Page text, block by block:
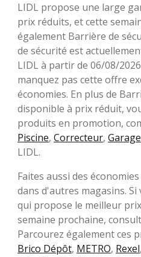
LIDL propose une large
prix réduits, et cette
également Barrière de
de sécurité est
LIDL à partir de 06/08/
manquez pas cette offre
économies. En plus de
disponible à prix réduit,
produits en promotion,
Piscine, Correcteur, Garage
LIDL.
Faites aussi des
dans d'autres magasins.
qui propose le meilleur
semaine prochaine,
Parcourez également ces
Brico Dépôt, METRO, Rexel,